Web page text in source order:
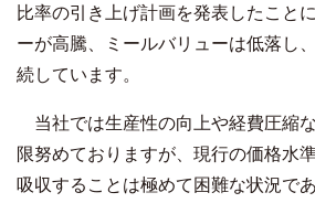
比率の引き上げ計画を発表したこと
ーが高騰、ミールバリューは低落し
続しています。
当社では生産性の向上や経費圧縮
限努めておりますが、現行の価格水
吸収することは極めて困難な状況で